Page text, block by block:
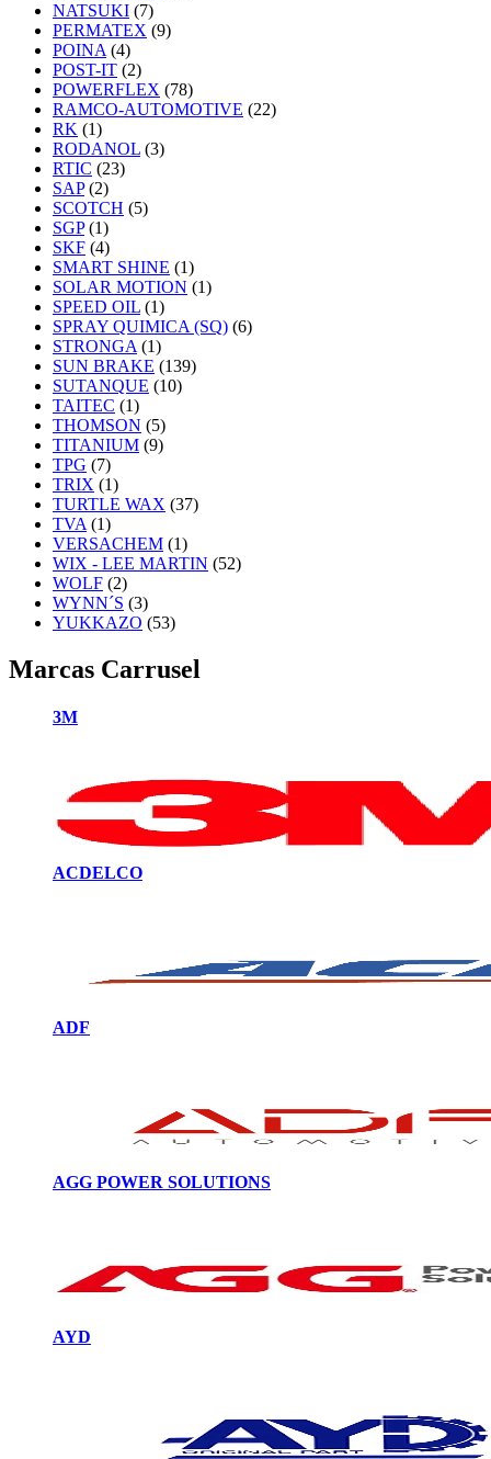
NATSUKI (7)
PERMATEX (9)
POINA (4)
POST-IT (2)
POWERFLEX (78)
RAMCO-AUTOMOTIVE (22)
RK (1)
RODANOL (3)
RTIC (23)
SAP (2)
SCOTCH (5)
SGP (1)
SKF (4)
SMART SHINE (1)
SOLAR MOTION (1)
SPEED OIL (1)
SPRAY QUIMICA (SQ) (6)
STRONGA (1)
SUN BRAKE (139)
SUTANQUE (10)
TAITEC (1)
THOMSON (5)
TITANIUM (9)
TPG (7)
TRIX (1)
TURTLE WAX (37)
TVA (1)
VERSACHEM (1)
WIX - LEE MARTIN (52)
WOLF (2)
WYNN´S (3)
YUKKAZO (53)
Marcas Carrusel
3M
ACDELCO
ADF
AGG POWER SOLUTIONS
AYD